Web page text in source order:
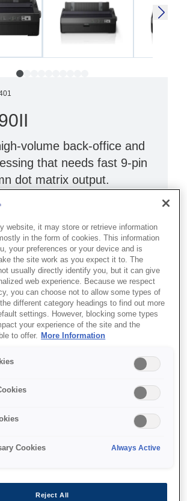
volume back-office and
that needs fast 9-pin
dot matrix output.
matrix printer
Unde să cumpăr
Caracteristici
website, it may store or retrieve information
in the form of cookies. This information
your preferences or your device and is
the site work as you expect it to. The
usually directly identify you, but it can give
web experience. Because we respect
you can choose not to allow some types of
different category headings to find out more
settings. However, blocking some types
your experience of the site and the
to offer. More Information
Cookies Always Active
Reject All